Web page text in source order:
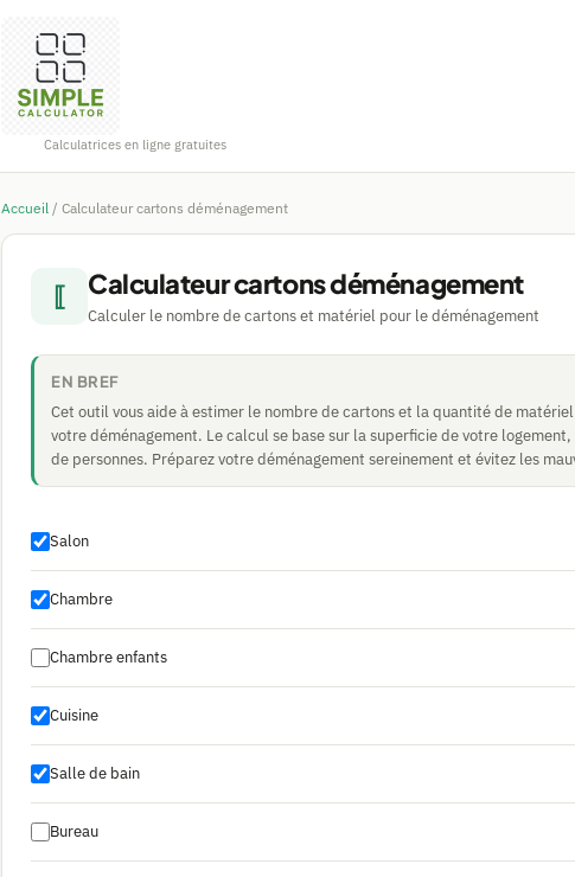
Calculatrices en ligne gratuites
Accueil / Calculateur cartons déménagement
⟦ Calculateur cartons déménagement
Calculer le nombre de cartons et matériel pour le déménagement
EN BREF
Cet outil vous aide à estimer le nombre de cartons et la quantité de
votre déménagement. Le calcul se base sur la superficie de votre
de personnes. Préparez votre déménagement sereinement et évitez les
Salon
Chambre
Chambre enfants
Cuisine
Salle de bain
Bureau